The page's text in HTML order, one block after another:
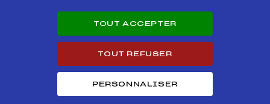
Carrières
TOUT ACCEPTER
TOUT REFUSER
PERSONNALISER